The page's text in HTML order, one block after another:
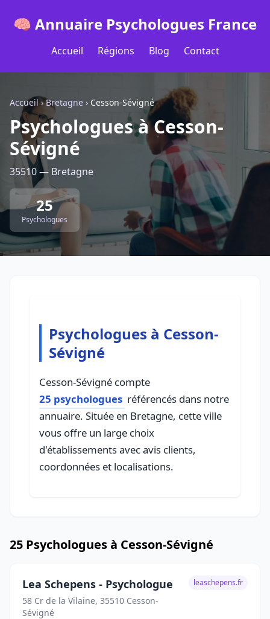
🧠 Annuaire Psychologues France
Accueil Régions Blog Contact
Accueil ›Bretagne › Cesson-Sévigné
Psychologues à Cesson-
Sévigné
35510 — Bretagne
25
Psychologues
Psychologues à Cesson-
Sévigné
Cesson-Sévigné compte
25 psychologues référencés dans notre
annuaire. Située en Bretagne, cette ville
vous offre un large choix
d'établissements avec avis clients,
coordonnées et localisations.
25 Psychologues à Cesson-Sévigné
Lea Schepens - Psychologue
58 Cr de la Vilaine, 35510 Cesson-
Sévigné
leaschepens.fr